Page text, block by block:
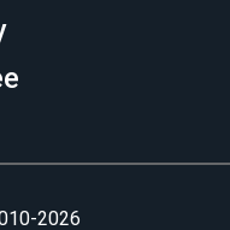
2026